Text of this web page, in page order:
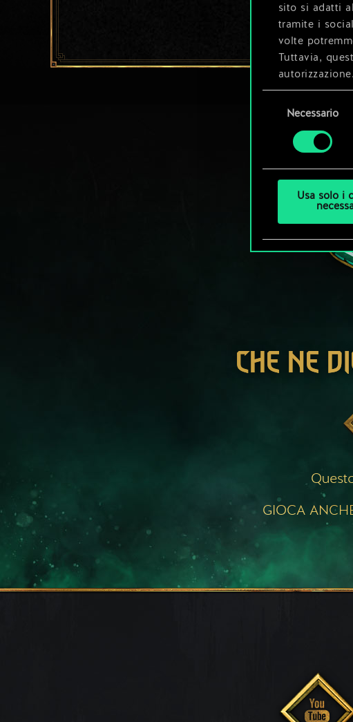
sito si adatti
tramite i
volte
Tuttavia,
autorizzazione.
Tutti i
consenso
Necessario
Usa solo i
CHE NE
GIOCA